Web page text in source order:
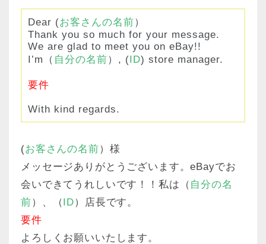
Dear (お客さんの名前）
Thank you so much for your message.
We are glad to meet you on eBay!!
I’m（ 自分の名前）, (ID) store manager.
要件
With kind regards.
​(お客さんの名前）様
メッセージありがとうございます。eBayでお
会いできてうれしいです！！私は（ 自分の名
前）、（ID）店長です。
要件
よろしくお願いいたします。